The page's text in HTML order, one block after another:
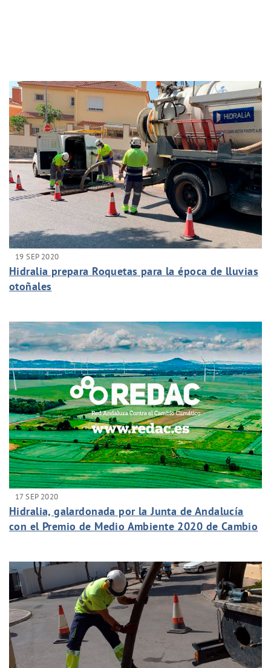
19 SEP 2020
Hidralia prepara Roquetas para la época de lluvias
otoñales
17 SEP 2020
Hidralia, galardonada por la Junta de Andalucía
con el Premio de Medio Ambiente 2020 de Cambio